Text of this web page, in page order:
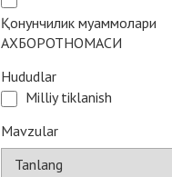
Қонунчилик муаммолари
АХБОРОТНОМАСИ
Hududlar
Milliy tiklanish
Mavzular